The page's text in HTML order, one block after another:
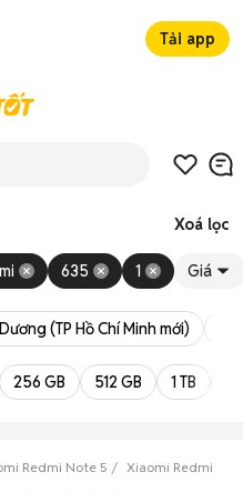
Tải app
Xoá lọc
635 1 Giá
(TP Hồ Chí Minh mới)
256 GB 512 GB 1 TB
Redmi Note 5 Xiaomi Redmi